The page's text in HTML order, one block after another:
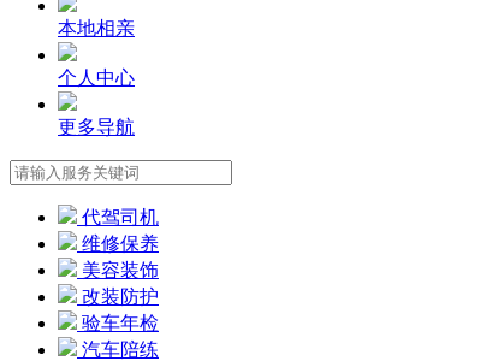
本地相亲
个人中心
更多导航
代驾司机
维修保养
美容装饰
改装防护
验车年检
汽车陪练